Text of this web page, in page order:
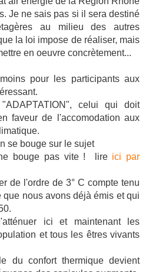
Je ne sais pas si il sera destiné
au milieu des autres
la loi impose de réaliser, mais
en oeuvre concrètement...
pour les participants aux
celui qui doit
faveur de l'accomodation aux
se bouge sur le sujet
bouge pas vite ! lire ici par
de l'ordre de 3° C compte tenu
nous avons déjà émis et qui
ici et maintenant les
et tous les êtres vivants
du confort thermique devient